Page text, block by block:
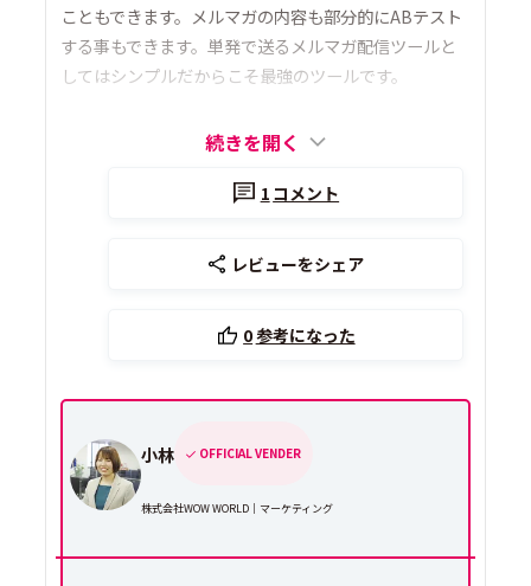
こともできます。メルマガの内容も部分的にABテスト
する事もできます。単発で送るメルマガ配信ツールと
してはシンプルだからこそ最強のツールです。
続きを開く
1 コメント
レビューをシェア
0参考になった
小林 OFFICIAL VENDER
株式会社WOW WORLD｜マーケティング